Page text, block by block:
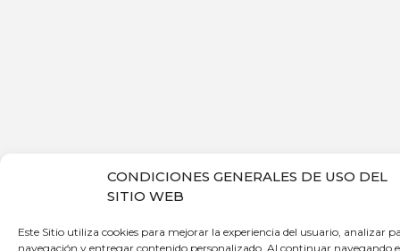
CONDICIONES GENERALES DE USO DEL
SITIO WEB
Este Sitio utiliza cookies para mejorar la experiencia del usuario, analizar
navegación y entregar contenido personalizado. Al continuar navegando